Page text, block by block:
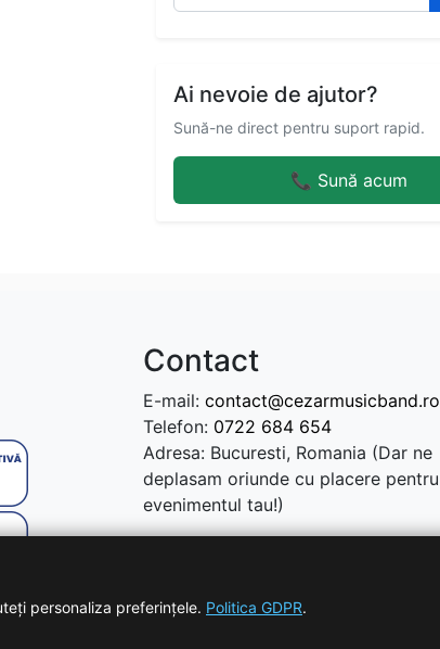
Ai nevoie de ajutor?
Sună-ne direct pentru suport rapid.
📞 Sună acum
Contact
E-mail: contact@cezarmusicband.ro
Telefon: 0722 684 654
Adresa: Bucuresti, Romania (Dar ne
deplasam oriunde cu placere pentru
evenimentul tau!)
personaliza preferințele. Politica GDPR.